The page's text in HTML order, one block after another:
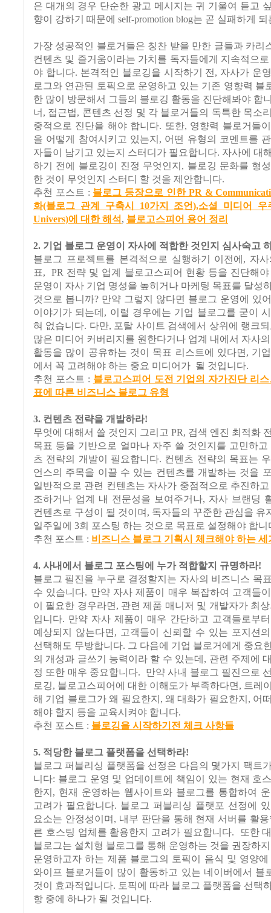
은 대개의 경우 단순한 광고 메시지는 귀 기울여 듣고
향이 강하기 때문에 self-promotion blog는 곧 실패하게
가장 성공적인 블로거들은 칭찬 받을 만한 글들과 카리
컨텐츠 및 즐거움이라는 가치를 독자들에게 지속적으
야 합니다. 본격적인 블로깅을 시작하기 전, 자사가 운
로그와 연관된 토픽으로 운영하고 있는 기존 영향력 블
한 많이 방문해서 그들의 블로깅 활동을 진단해봐야 합
너, 접근법, 콘텐츠 선정 및 각 블로거들의 독특한 목소
중적으로 진단을 해야 합니다. 또한, 영향력 블로거들
을 어떻게 참여시키고 있는지, 어떤 유형의 코멘트를
자들이 남기고 있는지 스터디가 필요합니다. 자사에 대
하기 전에 블로깅이 진정 무엇인지, 블로깅 문화를 형
한 것이 무엇인지 스터디 할 것을 제안합니다.
추천 포스트 : 블로그 등장으로 인한 PR &
화(블로그 관계 구축시 10가지 조언),소셜 미디어 우
Univers)에 대한 해석 , 블로고스피어 용어 정리
2. 기업 블로그 운영이 자사에 적합한 것인지 심사숙고
블로그 프로젝트를 본격적으로 실행하기 이전에, 자
표, PR 전략 및 업계 블로고스피어 현황 등을 진단해
운영이 자사 기업 명성을 높히거나 마케팅 목표를 달성
것으로 봅니까? 만약 그렇지 않다면 블로그 운영에 있
이야기가 되는데, 이럴 경우에는 기업 블로그를 굳이
혀 없습니다. 다만, 포탈 사이트 검색에서 상위에 랭크
많은 미디어 커버리지를 원한다거나 업계 내에서 자사
활동을 많이 공유하는 것이 목표 리스트에 있다면, 기
에서 꼭 고려해야 하는 중요 미디어가 될 것입니다.
추천 포스트 : 블로고스피어 도전 기업의 자가진단 리
표에 따른 비즈니스 블로그 유형
3. 컨텐츠 전략을 개발하라!
무엇에 대해서 쓸 것인지 그리고 PR, 검색 엔진 최적화
목표 등을 기반으로 얼마나 자주 쓸 것인지를 고민하
츠 전략의 개발이 필요합니다. 컨텐츠 전략의 목표는
언스의 주목을 이끌 수 있는 컨텐츠를 개발하는 것을
일반적으로 관련 컨텐츠는 자사가 중점적으로 추진하
조하거나 업계 내 전문성을 보여주거나, 자사 브랜딩
컨텐츠로 구성이 될 것이며, 독자들의 꾸준한 관심을 유
일주일에 3회 포스팅 하는 것으로 목표로 설정해야 합니
추천 포스트 : 비즈니스 블로그 기획시 체크해야 하는
4. 사내에서 블로그 포스팅에 누가 적합할지 규명하라!
블로그 필진을 누구로 결정할지는 자사의 비즈니스 목
수 있습니다. 만약 자사 제품이 매우 복잡하여 고객들
이 필요한 경우라면, 관련 제품 매니저 및 개발자가 최
입니다. 만약 자사 제품이 매우 간단하고 고객들로부
예상되지 않는다면, 고객들이 신뢰할 수 있는 포지션
선택해도 무방합니다. 그 다음에 기업 블로거에게 중요
의 개성과 글쓰기 능력이라 할 수 있는데, 관련 주제에
정 또한 매우 중요합니다. 만약 사내 블로그 필진으로
로깅, 블로고스피어에 대한 이해도가 부족하다면, 트레
해 기업 블로그가 왜 필요한지, 왜 대화가 필요한지, 어
해야 할지 등을 교육시켜야 합니다.
추천 포스트 : 블로깅을 시작하기전 체크 사항들
5. 적당한 블로그 플랫폼을 선택하라!
블로그 퍼블리싱 플랫폼을 선정은 다음의 몇가지 팩트
니다: 블로그 운영 및 업데이트에 책임이 있는 현재 호
한지, 현재 운영하는 웹사이트와 블로그를 통합하여
고려가 필요합니다. 블로그 퍼블리싱 플랫포 선정에
요소는 안정성이며, 내부 판단을 통해 현재 서버를 활
른 호스팅 업체를 활용한지 고려가 필요합니다. 또한
블로그는 설치형 블로그를 통해 운영하는 것을 권장하
운영하고자 하는 제품 블로그의 토픽이 음식 및 영양
와이프 블로거들이 많이 활동하고 있는 네이버에서 블
것이 효과적입니다. 토픽에 따라 블로그 플랫폼을 선택
항 중에 하나가 될 것입니다.